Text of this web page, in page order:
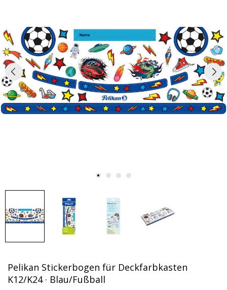
Pelikan Stickerbogen für Deckfarbkasten
K12/K24 · Blau/Fußball